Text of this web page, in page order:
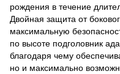
рождения в течение
Двойная защита от
максимальную
по высоте подголовник
благодаря чему
но и максимально